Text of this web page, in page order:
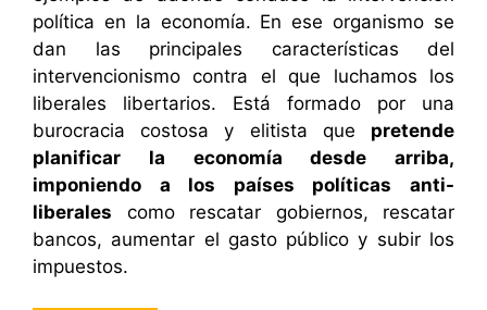
política en la economía. En ese organismo se
dan las principales características del
intervencionismo contra el que luchamos los
liberales libertarios. Está formado por una
burocracia costosa y elitista que pretende
planificar la economía desde arriba,
imponiendo a los países políticas anti-
liberales como rescatar gobiernos, rescatar
bancos, aumentar el gasto público y subir los
impuestos.